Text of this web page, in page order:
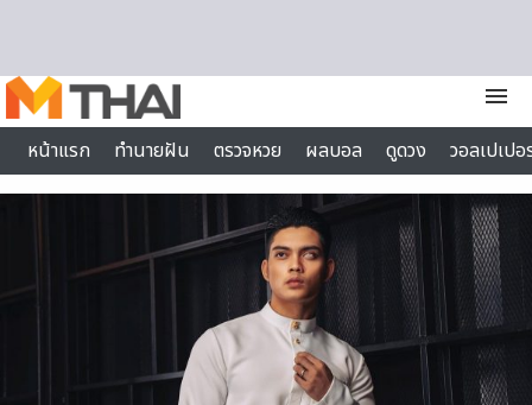
menu
หน้าแรก
ทำนายฝัน ตรวจหวย ผลบอล ดูดวง
วอลเปเป
ไลฟ์สไตล์